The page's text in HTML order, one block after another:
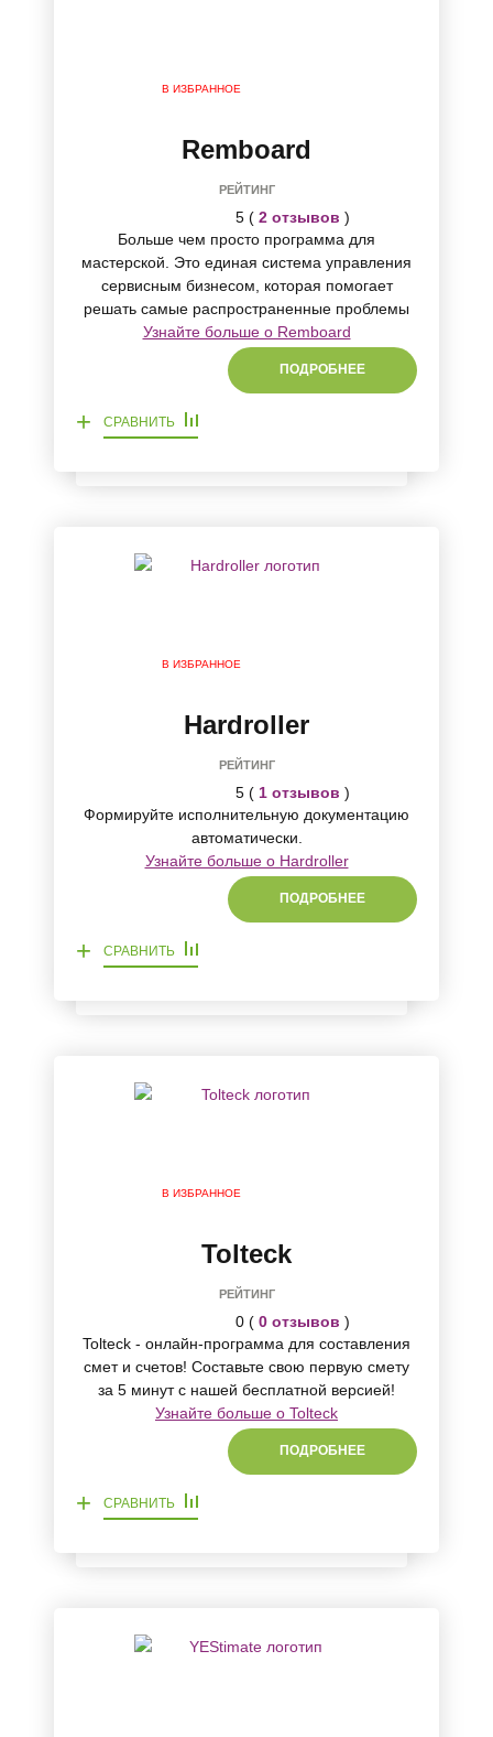
В ИЗБРАННОЕ
Remboard
РЕЙТИНГ
5 ( 2 отзывов )
Больше чем просто программа для
мастерской. Это единая система управления
сервисным бизнесом, которая помогает
решать самые распространенные проблемы
Узнайте больше о Remboard
ПОДРОБНЕЕ
+ СРАВНИТЬ
В ИЗБРАННОЕ
Hardroller
РЕЙТИНГ
5 ( 1 отзывов )
Формируйте исполнительную документацию
автоматически.
Узнайте больше о Hardroller
ПОДРОБНЕЕ
+ СРАВНИТЬ
В ИЗБРАННОЕ
Tolteck
РЕЙТИНГ
0 ( 0 отзывов )
Tolteck - онлайн-программа для составления
смет и счетов! Составьте свою первую смету
за 5 минут с нашей бесплатной версией!
Узнайте больше о Tolteck
ПОДРОБНЕЕ
+ СРАВНИТЬ